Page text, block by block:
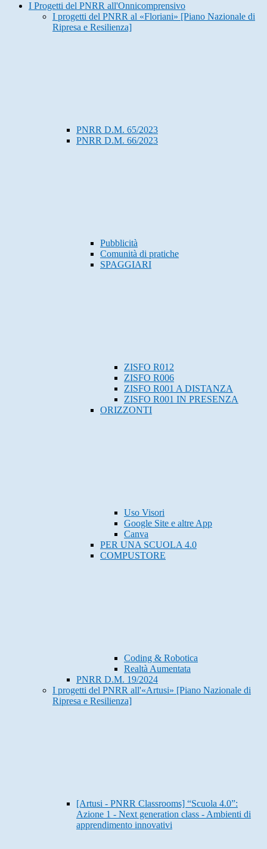
I Progetti del PNRR all'Onnicomprensivo
I progetti del PNRR al «Floriani» [Piano Nazionale di
Ripresa e Resilienza]
PNRR D.M. 65/2023
PNRR D.M. 66/2023
Pubblicità
Comunità di pratiche
SPAGGIARI
ZISFO R012
ZISFO R006
ZISFO R001 A DISTANZA
ZISFO R001 IN PRESENZA
ORIZZONTI
Uso Visori
Google Site e altre App
Canva
PER UNA SCUOLA 4.0
COMPUSTORE
Coding & Robotica
Realtà Aumentata
PNRR D.M. 19/2024
I progetti del PNRR all'«Artusi» [Piano Nazionale di
Ripresa e Resilienza]
[Artusi - PNRR Classrooms] “Scuola 4.0”:
Azione 1 - Next generation class - Ambienti di
apprendimento innovativi